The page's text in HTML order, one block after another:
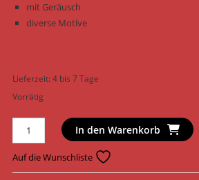
mit Geräusch
diverse Motive
Lieferzeit:4 bis 7 Tage
Vorrätig
Trixie
Hundespielzeug
Ball
Naturgummi
In den Warenkorb
Auf die Wunschliste